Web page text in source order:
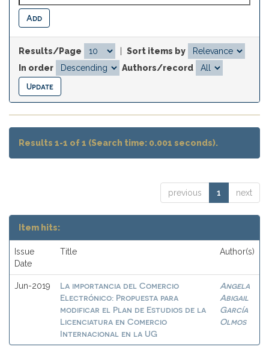
Results/Page
Sort items by
In order
Authors/record
Results 1-1 of 1 (Search time: 0.001 seconds).
previous 1 next
Item hits:
Issue
Date
Title Author(s)
Jun-2019
La importancia del Comercio
Electrónico: Propuesta para
modificar el Plan de Estudios de la
Licenciatura en Comercio
Internacional en la UG
Angela
Abigail
García
Olmos